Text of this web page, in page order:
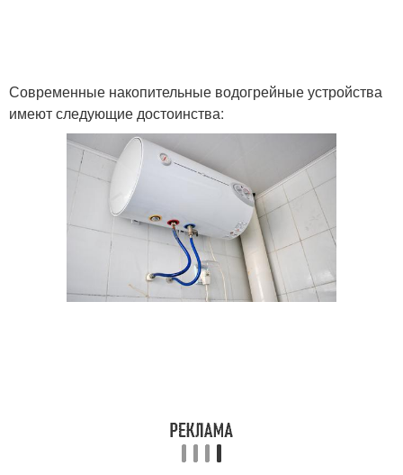
Современные накопительные водогрейные устройства
имеют следующие достоинства: